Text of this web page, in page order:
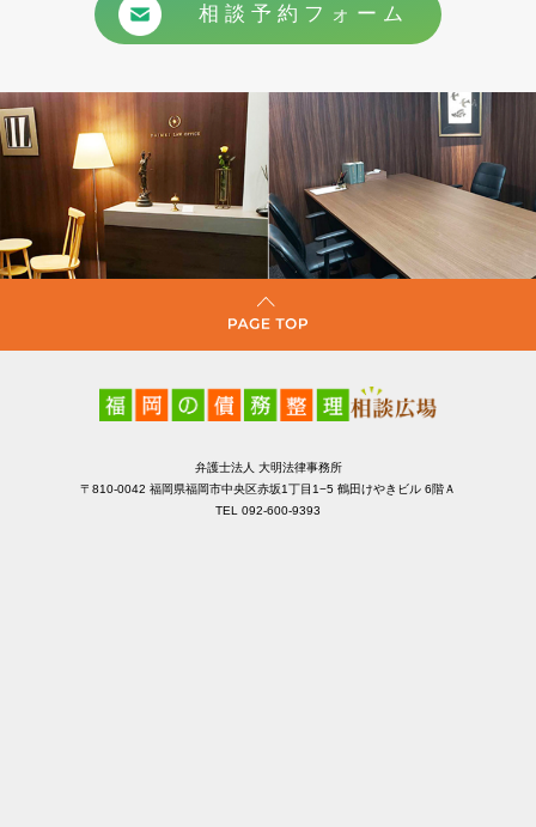
相談予約フォーム
弁護士法人 大明法律事務所
〒810-0042 福岡県福岡市中央区赤坂1丁目1−5 鶴田けやきビル 6階Ａ
TEL 092-600-9393